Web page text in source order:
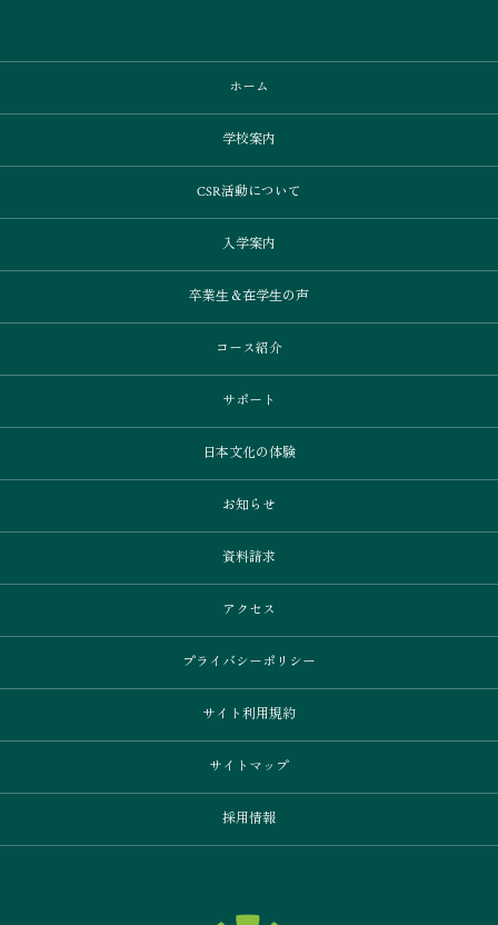
ホーム
学校案内
CSR活動について
入学案内
卒業⽣＆在学⽣の声
コース紹介
サポート
日本文化の体験
お知らせ
資料請求
アクセス
プライバシーポリシー
サイト利用規約
サイトマップ
採用情報